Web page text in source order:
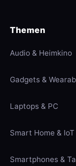
Themen
Audio & Heimkino
Gadgets &
Laptops & PC
Smart Home & IoT
Smartphones &